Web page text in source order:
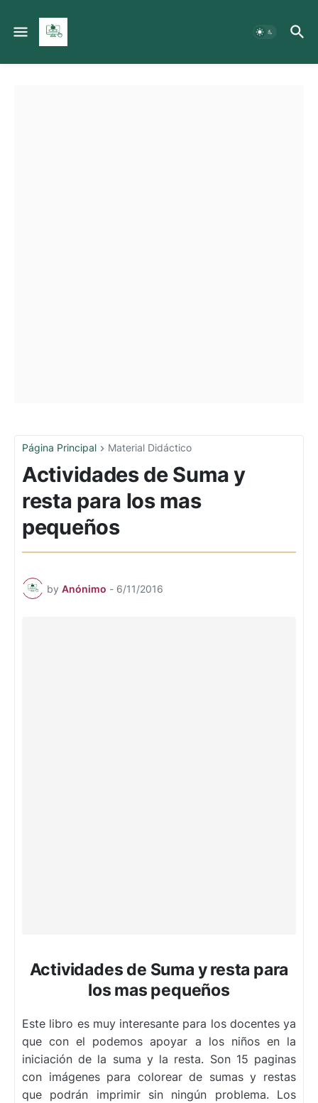
Página Principal Material Didáctico
Actividades de Suma y
resta para los mas
pequeños
by Anónimo - 6/11/2016
Actividades de Suma y resta para
los mas pequeños
Este libro es muy interesante para los docentes ya
que con el podemos apoyar a los niños en la
iniciación de la suma y la resta. Son 15 paginas
con imágenes para colorear de sumas y restas
que podrán imprimir sin ningún problema. Los